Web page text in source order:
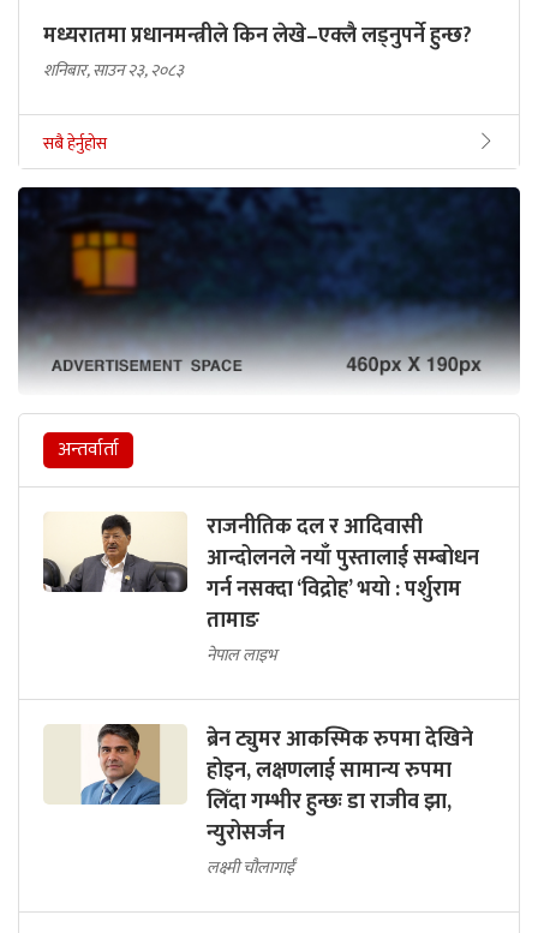
मध्यरातमा प्रधानमन्त्रीले किन लेखे–एक्लै लड्नुपर्ने हुन्छ?
शनिबार, साउन २३, २०८३
सबै हेर्नुहोस
अन्तर्वार्ता
राजनीतिक दल र आदिवासी
आन्दोलनले नयाँ पुस्तालाई सम्बोधन
गर्न नसक्दा ‘विद्रोह’ भयो : पर्शुराम
तामाङ
नेपाल लाइभ
ब्रेन ट्युमर आकस्मिक रुपमा देखिने
होइन, लक्षणलाई सामान्य रुपमा
लिँदा गम्भीर हुन्छः डा राजीव झा,
न्युरोसर्जन
लक्ष्मी चौलागाईं